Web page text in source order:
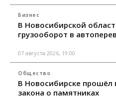
Бизнес
В Новосибирской
грузооборот в
07 августа 2026, 19:00
Общество
В Новосибирске прошёл
закона о памятниках